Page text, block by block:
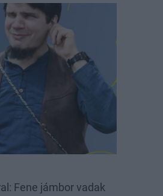
Fene jámbor vadak